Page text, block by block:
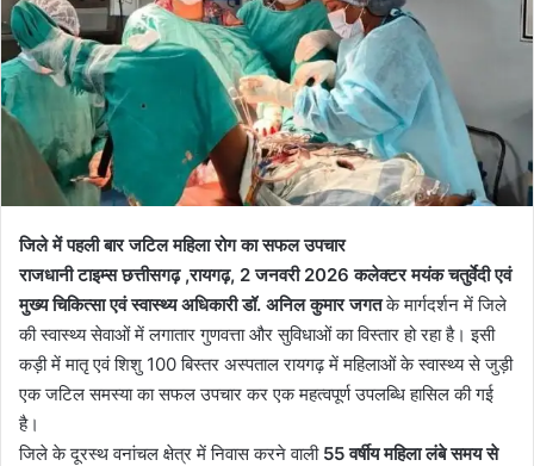
जिले में पहली बार जटिल महिला रोग का सफल उपचार
राजधानी टाइम्स छत्तीसगढ़ ,रायगढ़, 2 जनवरी 2026 कलेक्टर मयंक चतुर्वेदी एवं
मुख्य चिकित्सा एवं स्वास्थ्य अधिकारी डॉ. अनिल कुमार जगतके मार्गदर्शन में जिले
की स्वास्थ्य सेवाओं में लगातार गुणवत्ता और सुविधाओं का विस्तार हो रहा है। इसी
कड़ी में मातृ एवं शिशु 100 बिस्तर अस्पताल रायगढ़ में महिलाओं के स्वास्थ्य से जुड़ी
एक जटिल समस्या का सफल उपचार कर एक महत्वपूर्ण उपलब्धि हासिल की गई
है।
जिले के दूरस्थ वनांचल क्षेत्र में निवास करने वाली 55 वर्षीय महिला लंबे समय से